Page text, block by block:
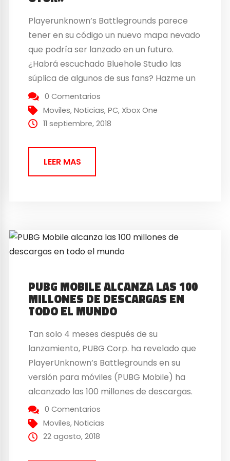
Playerunknown’s Battlegrounds parece
tener en su código un nuevo mapa nevado
que podría ser lanzado en un futuro.
¿Habrá escuchado Bluehole Studio las
súplica de algunos de sus fans? Hazme un
muñeco de nieve… en Playerunknown’s
Battlegrounds Parece que la
desarrolladora tiene la intención de
refuerza con los datos encontrados...
0 Comentarios
Moviles,Noticias,PC, Xbox One
11 septiembre, 2018
LEER MAS
PUBG MOBILE ALCANZA LAS 100
MILLONES DE DESCARGAS EN
TODO EL MUNDO
Tan solo 4 meses después de su
lanzamiento, PUBG Corp. ha revelado que
PlayerUnknown’s Battlegrounds en su
versión para móviles (PUBG Mobile) ha
alcanzado las 100 millones de descargas.
Una cifra que demuestra el fenómeno que
está causando y su clamoroso éxito no
solo en PC, si no también en dispositivos
0 Comentarios
Moviles,Noticias
22 agosto, 2018